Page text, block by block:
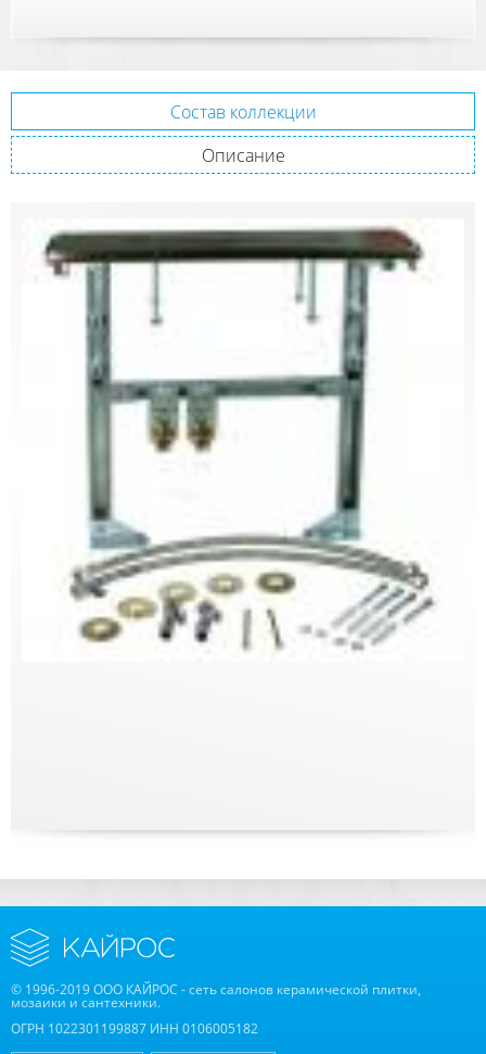
Состав коллекции
Описание
© 1996-2019 ООО КАЙРОС - сеть салонов керамической плитки,
мозаики и сантехники.
ОГРН 1022301199887 ИНН 0106005182